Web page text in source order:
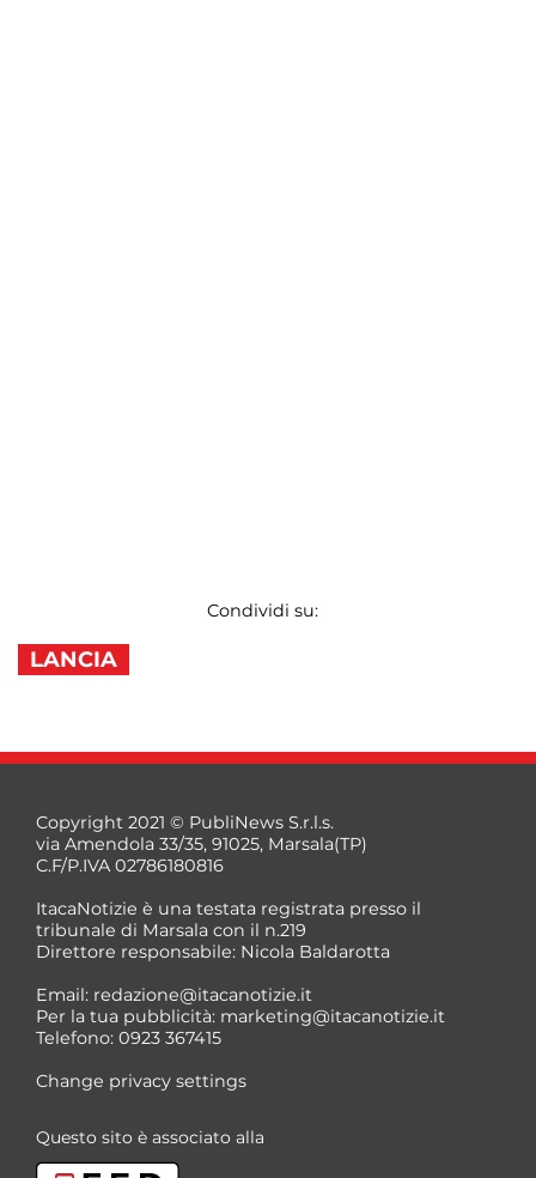
Condividi su:
LANCIA
Copyright 2021 © PubliNews S.r.l.s.
via Amendola 33/35, 91025, Marsala(TP)
C.F/P.IVA 02786180816
ItacaNotizie è una testata registrata presso il
tribunale di Marsala con il n.219
Direttore responsabile: Nicola Baldarotta
Email: redazione@itacanotizie.it
Per la tua pubblicità: marketing@itacanotizie.it
Telefono: 0923 367415
Change privacy settings
Questo sito è associato alla